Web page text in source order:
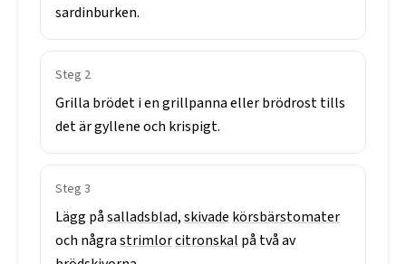
sardinburken.
Steg 2
Grilla brödetiengrillpannaellerbrödrosttills
detärgylleneoch krispigt.
Steg 3
Lägg påsalladsblad,skivade körsbärstomater
och någrastrimlorcitronskal på tvåav